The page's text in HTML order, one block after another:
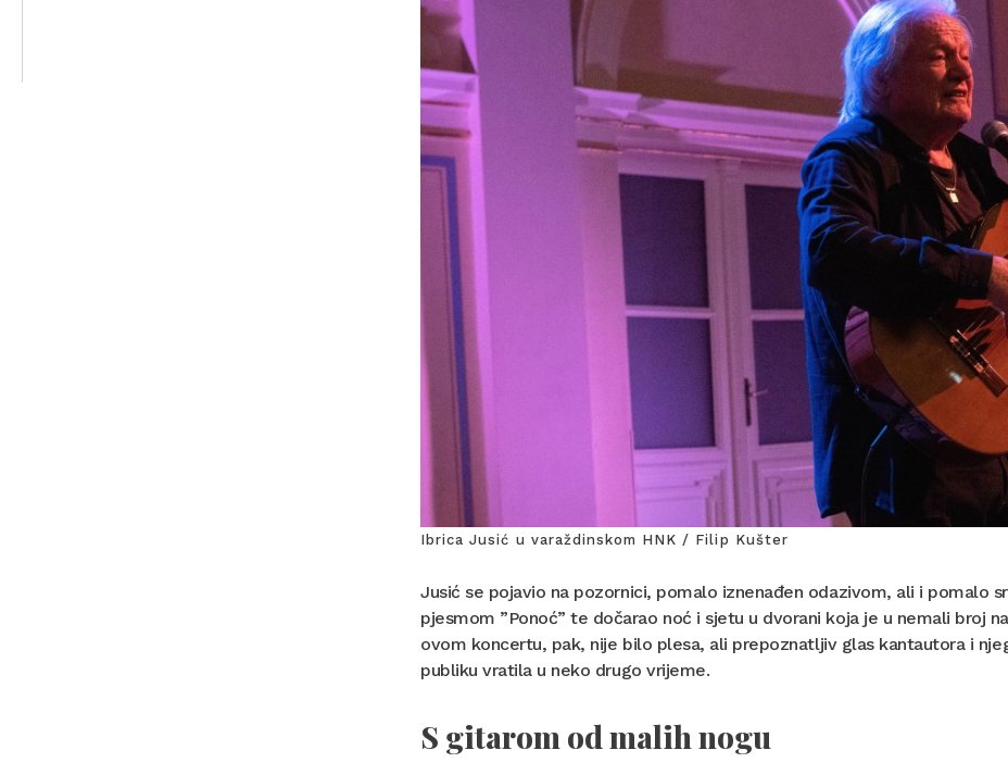
Ibrica Jusić u varaždinskom HNK / Filip Kušter
Jusić se pojavio na pozornici, pomalo iznenađen odazivom, ali i pomalo
pjesmom ”Ponoć” te dočarao noć i sjetu u dvorani koja je u nemali broj
ovom koncertu, pak, nije bilo plesa, ali prepoznatljiv glas kantautora i
publiku vratila u neko drugo vrijeme.
S gitarom od malih nogu